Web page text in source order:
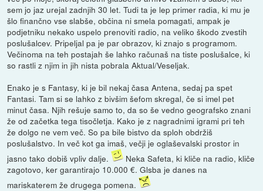
sem jo jaz urejal zadnjih 30 let. Tudi ta je lep primer radia, ki mu je
šlo finančno vse slabše, občina ni smela pomagati, ampak je
podjetniku nekako uspelo prenoviti radio, na veliko škodo zvestih
poslušalcev. Pripeljal pa je par obrazov, ki znajo s programom.
Večinoma na teh postajah še lahko računaš na tiste poslušalce, ki
so rastli z njim in jih nista pobrala Aktual/Veseljak.
Enako je s Fantasy, ki je bil nekaj časa Antena, sedaj pa spet
Fantasi. Tam si se lahko z bivšim šefom skregal, če si imel pet
minut časa. Njih rešuje samo to, da so še vedno geografsko znani
že od začetka tega tisočletja. Kako je z nagradnimi igrami pri teh
že dolgo ne vem več. So pa bile bistvo da sploh obdržiš
poslušalstvo. In več kot ga imaš, večji je oglaševalski prostor in
jasno tako dobiš vpliv dalje.
Neka Safeta, ki kliče na radio, kliče
zagotovo, ker garantirajo 10.000 €. Glsba je danes na
mariskaterem že drugega pomena.